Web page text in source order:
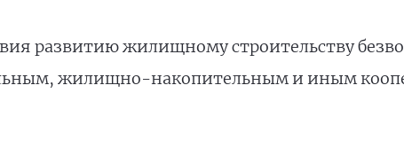
развитию жилищному строительству
жилищно-накопительным и иным